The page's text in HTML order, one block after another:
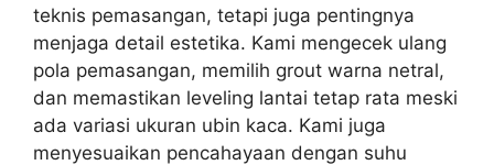
teknis pemasangan, tetapi juga pentingnya
menjaga detail estetika. Kami mengecek ulang
pola pemasangan, memilih grout warna netral,
dan memastikan leveling lantai tetap rata meski
ada variasi ukuran ubin kaca. Kami juga
menyesuaikan pencahayaan dengan suhu